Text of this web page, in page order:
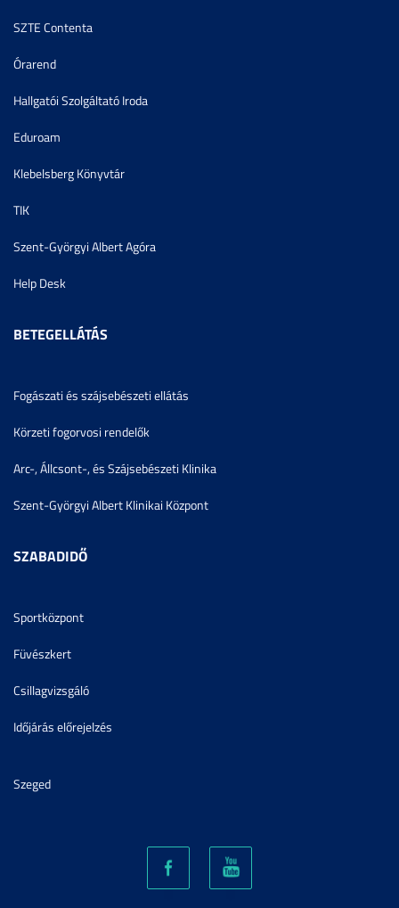
SZTE Contenta
Órarend
Hallgatói Szolgáltató Iroda
Eduroam
Klebelsberg Könyvtár
TIK
Szent-Györgyi Albert Agóra
Help Desk
BETEGELLÁTÁS
Fogászati és szájsebészeti ellátás
Körzeti fogorvosi rendelők
Arc-, Állcsont-, és Szájsebészeti Klinika
Szent-Györgyi Albert Klinikai Központ
SZABADIDŐ
Sportközpont
Füvészkert
Csillagvizsgáló
Időjárás előrejelzés
Szeged